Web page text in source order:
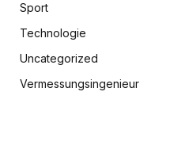
Sport
Technologie
Uncategorized
Vermessungsingenieur